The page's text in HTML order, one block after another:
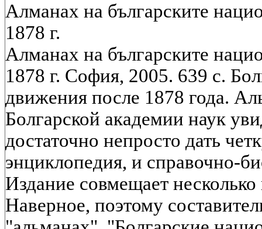
Алманах на българските
1878 г.
Алманах на българските
1878 г. София, 2005. 639 с.
движения после 1878 года.
Болгарской академии наук
достаточно непросто дать
энциклопедия, и справочно-
Издание совмещает
Наверное, поэтому